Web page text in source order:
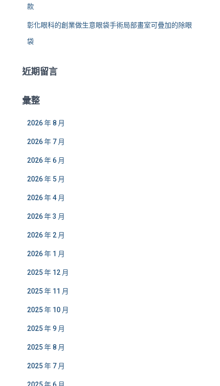
款
彰化眼科的創業做生意眼袋手術局部畫室可疊加的除眼
袋
近期留言
彙整
2026 年 8 月
2026 年 7 月
2026 年 6 月
2026 年 5 月
2026 年 4 月
2026 年 3 月
2026 年 2 月
2026 年 1 月
2025 年 12 月
2025 年 11 月
2025 年 10 月
2025 年 9 月
2025 年 8 月
2025 年 7 月